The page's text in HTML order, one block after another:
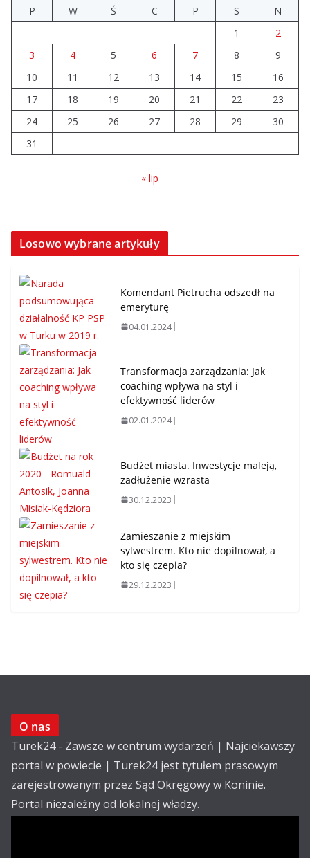
P
W Ś C P S
N
1
2
3
4 5 6 7 8
9
10
11 12 13 14 15
16
17
18 19 20 21 22
23
24
25 26 27 28 29
30
31
« lip
Losowo wybrane artykuły
Komendant Pietrucha odszedł na
emeryturę
04.01.2024
Transformacja zarządzania: Jak
coaching wpływa na styl i
efektywność liderów
02.01.2024
Budżet miasta. Inwestycje maleją,
zadłużenie wzrasta
30.12.2023
Zamieszanie z miejskim
sylwestrem. Kto nie dopilnował, a
kto się czepia?
29.12.2023
O nas
Turek24 - Zawsze w centrum wydarzeń | Najciekawszy
portal w powiecie | Turek24 jest tytułem prasowym
zarejestrowanym przez Sąd Okręgowy w Koninie.
Portal niezależny od lokalnej władzy.